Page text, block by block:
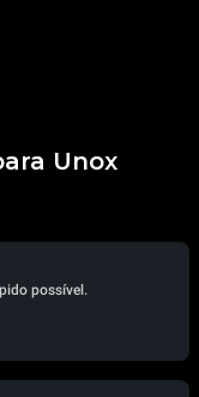
Unox
possível.